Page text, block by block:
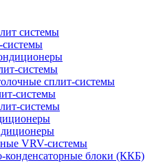
системы
системы
системы
сплит-системы
системы
системы
VRV-системы
конденсаторные блоки (ККБ)